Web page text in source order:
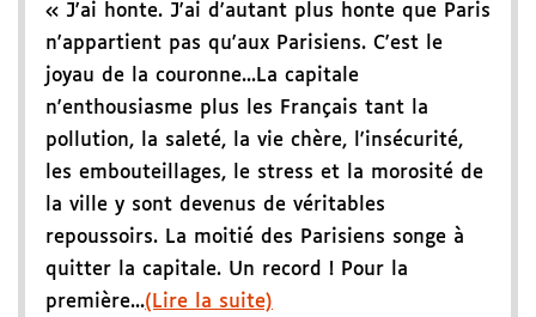
« J'ai honte. J'ai d'autant plus honte que Paris
n'appartient pas qu'aux Parisiens. C'est le
joyau de la couronne...La capitale
n'enthousiasme plus les Français tant la
pollution, la saleté, la vie chère, l'insécurité,
les embouteillages, le stress et la morosité de
la ville y sont devenus de véritables
repoussoirs. La moitié des Parisiens songe à
quitter la capitale. Un record ! Pour la
première...(Lire la suite)